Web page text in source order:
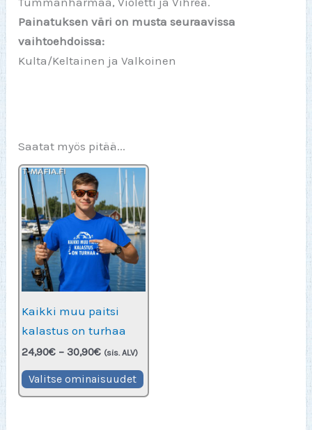
Painatuksen väri on musta seuraavissa
vaihtoehdoissa:
Kulta/Keltainen ja Valkoinen
Saatat myös pitää...
Kaikki muu paitsi
kalastus on turhaa
24,90€ – 30,90€Hintaluokka:
-
30,90€
(sis. ALV)
Valitse ominaisuudet Tällä
tuotteella